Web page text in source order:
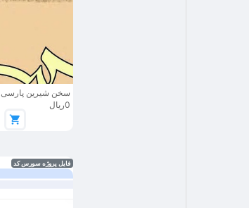
سخن شیرین پارسی
0ریال
فایل پروژه سورس کد